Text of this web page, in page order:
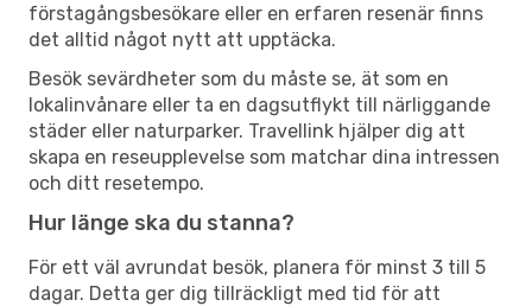
förstagångsbesökare eller en erfaren resenär finns
det alltid något nytt att upptäcka.
Besök sevärdheter som du måste se, ät som en
lokalinvånare eller ta en dagsutflykt till närliggande
städer eller naturparker. Travellink hjälper dig att
skapa en reseupplevelse som matchar dina intressen
och ditt resetempo.
Hur länge ska du stanna?
För ett väl avrundat besök, planera för minst 3 till 5
dagar. Detta ger dig tillräckligt med tid för att